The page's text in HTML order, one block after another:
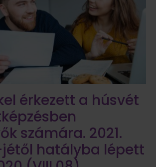
érkezett a húsvét
számára. 2021.
hatályba lépett